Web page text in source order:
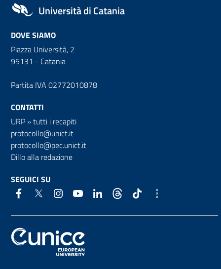
Università di Catania
DOVE SIAMO
Piazza Università, 2
95131 - Catania
Partita IVA 02772010878
CONTATTI
URP »tutti i recapiti
protocollo@unict.it
protocollo@pec.unict.it
Dillo alla redazione
SEGUICI SU